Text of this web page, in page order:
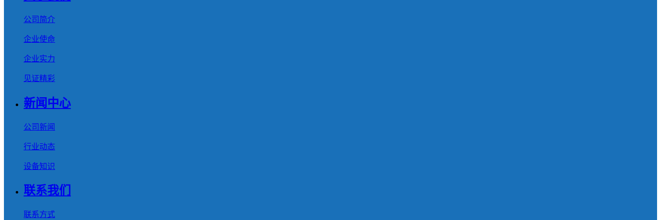
公司简介
企业使命
企业实力
见证精彩
新闻中心
公司新闻
行业动态
设备知识
联系我们
联系方式